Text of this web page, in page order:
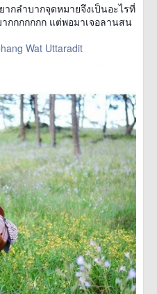
กลำบากจุดหมายจึงเป็นอะไรที่
กกกกกก แต่พอมาเจอลานสน
Wat Uttaradit